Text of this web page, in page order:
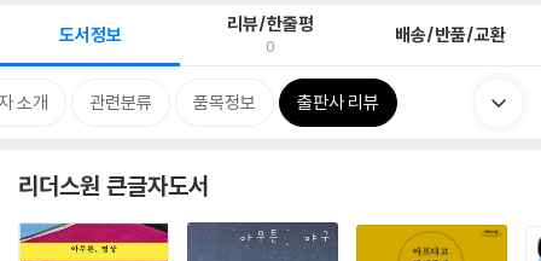
도서정보 리뷰/한줄평
0 배송/반품/교환
소개 관련분류 품목정보 출판사 리뷰
리더스원 큰글자도서